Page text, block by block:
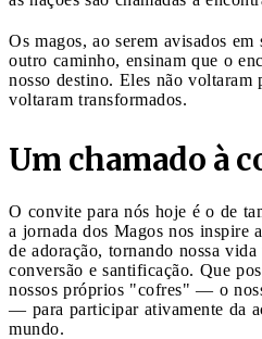
Os magos, ao serem avisados
outro caminho, ensinam que o
nosso destino. Eles não voltaram
voltaram transformados.
Um chamado à
O convite para nós hoje é o de
a jornada dos Magos nos inspire
de adoração, tornando nossa
conversão e santificação. Que
nossos próprios "cofres" — o
— para participar ativamente da
mundo.